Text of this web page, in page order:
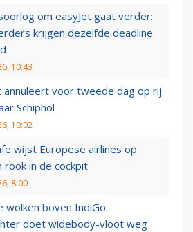
om easyJet gaat verder:
krijgen dezelfde deadline
10:43
annuleert voor tweede dag op rij
Schiphol
10:02
wijst Europese airlines op
rook in de cockpit
8:00
wolken boven IndiGo:
doet widebody-vloot weg